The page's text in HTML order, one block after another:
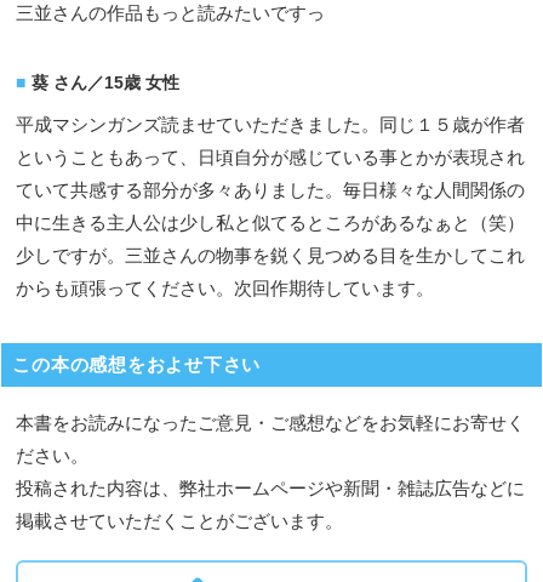
三並さんの作品もっと読みたいですっ
葵 さん／15歳 女性
平成マシンガンズ読ませていただきました。同じ１５歳が作者
ということもあって、日頃自分が感じている事とかが表現され
ていて共感する部分が多々ありました。毎日様々な人間関係の
中に生きる主人公は少し私と似てるところがあるなぁと（笑）
少しですが。三並さんの物事を鋭く見つめる目を生かしてこれ
からも頑張ってください。次回作期待しています。
この本の感想をおよせ下さい
本書をお読みになったご意見・ご感想などをお気軽にお寄せく
ださい。
投稿された内容は、弊社ホームページや新聞・雑誌広告などに
掲載させていただくことがございます。